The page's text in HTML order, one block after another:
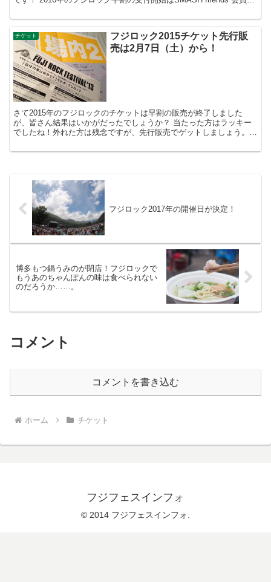
チケット
フジロック2015チケット先行販
売は2月7日（土）から！
さて2015年のフジロックのチケットは早割の販売が終了しました
が、皆さん結果はいかがだったでしょうか？ 当たった方はラッキー
でしたね！外れた方は残念ですが、先行販売でゲットしましょう。
フジロック2017年の開催日が決定！
博多もつ鍋うみのが閉店！フジロックで
もうあのちゃんぽんの味は食べられない
のだろうか……。
コメント
コメントを書き込む
ホーム チケット
フジフェスインフォ
© 2014 フジフェスインフォ.